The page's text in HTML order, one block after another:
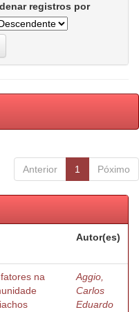
registros por
Anterior 1 Póximo
Autor(es)
na
Aggio,
Carlos
Eduardo